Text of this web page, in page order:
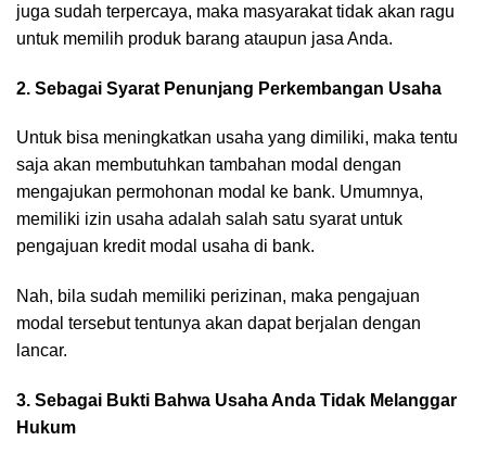
juga sudah terpercaya, maka masyarakat tidak akan ragu
untuk memilih produk barang ataupun jasa Anda.
2. Sebagai Syarat Penunjang Perkembangan Usaha
Untuk bisa meningkatkan usaha yang dimiliki, maka tentu
saja akan membutuhkan tambahan modal dengan
mengajukan permohonan modal ke bank. Umumnya,
memiliki izin usaha adalah salah satu syarat untuk
pengajuan kredit modal usaha di bank.
Nah, bila sudah memiliki perizinan, maka pengajuan
modal tersebut tentunya akan dapat berjalan dengan
lancar.
3. Sebagai Bukti Bahwa Usaha Anda Tidak Melanggar
Hukum